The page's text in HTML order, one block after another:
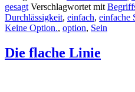
gesagt Verschlagwortet mit
Durchlässigkeit, einfach, einfache
Keine Option., option, Sein
Die flache Linie